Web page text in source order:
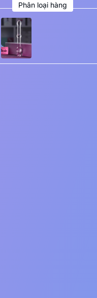
Phân loại hàng